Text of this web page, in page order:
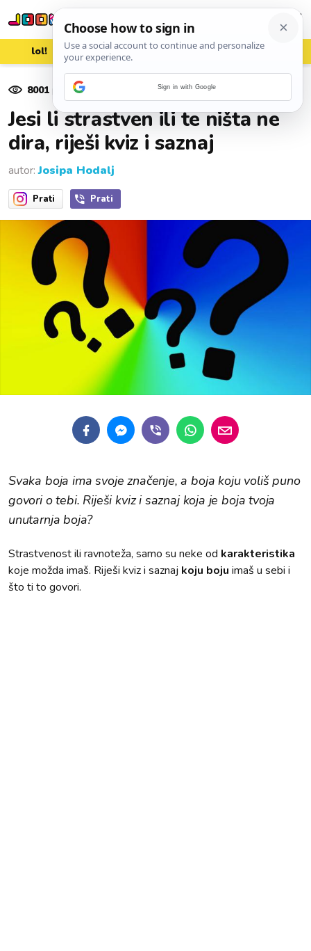
lol! aww vrh! woot?!
8001 pregleda
Jesi li strastven ili te ništa ne
dira, riješi kviz i saznaj
autor:Josipa Hodalj
Prati Prati
Svaka boja ima svoje značenje, a boja koju voliš puno
govori o tebi. Riješi kviz i saznaj koja je boja tvoja
unutarnja boja?
Strastvenost ili ravnoteža, samo su neke od karakteristika
koje možda imaš. Riješi kviz i saznaj koju boju imaš u sebi i
što ti to govori.
Sign in with Google